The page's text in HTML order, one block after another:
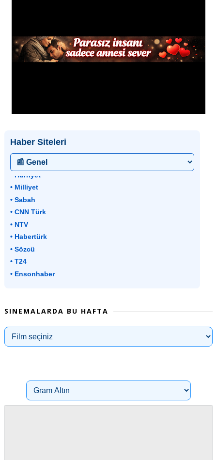
Haber Siteleri
• Hürriyet
• Milliyet
• Sabah
• CNN Türk
• NTV
• Habertürk
• Sözcü
• T24
• Ensonhaber
SINEMALARDA BU HAFTA